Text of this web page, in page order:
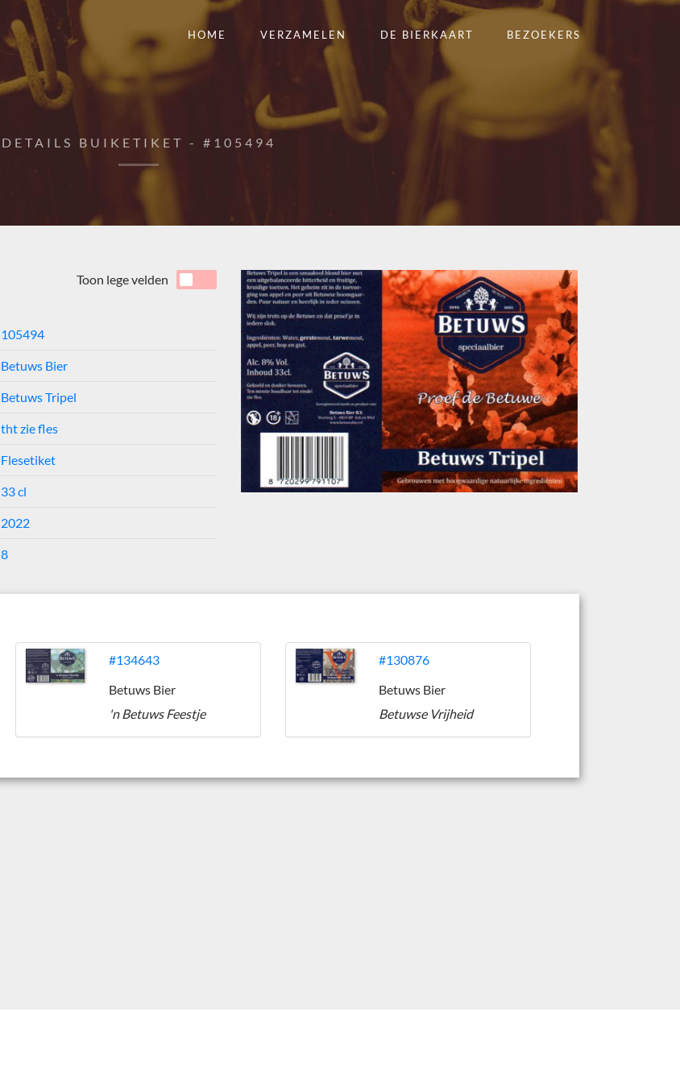
HOME VERZAMELEN DE BIERKAART BEZOEKERS
DETAILS BUIKETIKET - #105494
Toon lege velden
105494
Betuws Bier
Betuws Tripel
tht zie fles
Flesetiket
33 cl
2022
8
#134643
Betuws Bier
'n Betuws Feestje
#130876
Betuws Bier
Betuwse Vrijheid